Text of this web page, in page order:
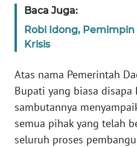
Baca Juga:
Robi Idong,
Krisis
Atas nama Pemerintah
Bupati yang biasa
sambutannya
semua pihak yang telah
seluruh proses
Wahana
Regional
WN
JAKARTA